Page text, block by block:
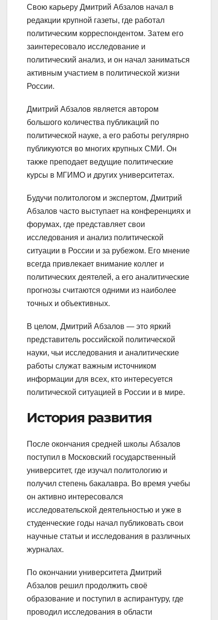
Свою карьеру Дмитрий Абзалов начал в
редакции крупной газеты, где работал
политическим корреспондентом. Затем его
заинтересовало исследование и
политический анализ, и он начал заниматься
активным участием в политической жизни
России.
Дмитрий Абзалов является автором
большого количества публикаций по
политической науке, а его работы регулярно
публикуются во многих крупных СМИ. Он
также преподает ведущие политические
курсы в МГИМО и других университетах.
Будучи политологом и экспертом, Дмитрий
Абзалов часто выступает на конференциях и
форумах, где представляет свои
исследования и анализ политической
ситуации в России и за рубежом. Его мнение
всегда привлекает внимание коллег и
политических деятелей, а его аналитические
прогнозы считаются одними из наиболее
точных и объективных.
В целом, Дмитрий Абзалов — это яркий
представитель российской политической
науки, чьи исследования и аналитические
работы служат важным источником
информации для всех, кто интересуется
политической ситуацией в России и в мире.
История развития
После окончания средней школы Абзалов
поступил в Московский государственный
университет, где изучал политологию и
получил степень бакалавра. Во время учебы
он активно интересовался
исследовательской деятельностью и уже в
студенческие годы начал публиковать свои
научные статьи и исследования в различных
журналах.
По окончании университета Дмитрий
Абзалов решил продолжить своё
образование и поступил в аспирантуру, где
проводил исследования в области